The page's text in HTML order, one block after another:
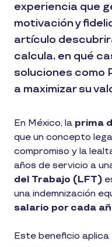
experiencia que
motivación y
artículo
calcula, en qué
soluciones como
a maximizar su
En México, la prima
que un concepto
compromiso y la
años de servicio a
del Trabajo (LFT)
una indemnización
salario por cada
Este beneficio